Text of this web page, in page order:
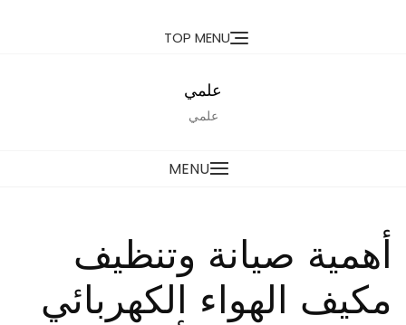
TOP MENU
علمي
علمي
MENU
أهمية صيانة وتنظيف
مكيف الهواء الكهربائي